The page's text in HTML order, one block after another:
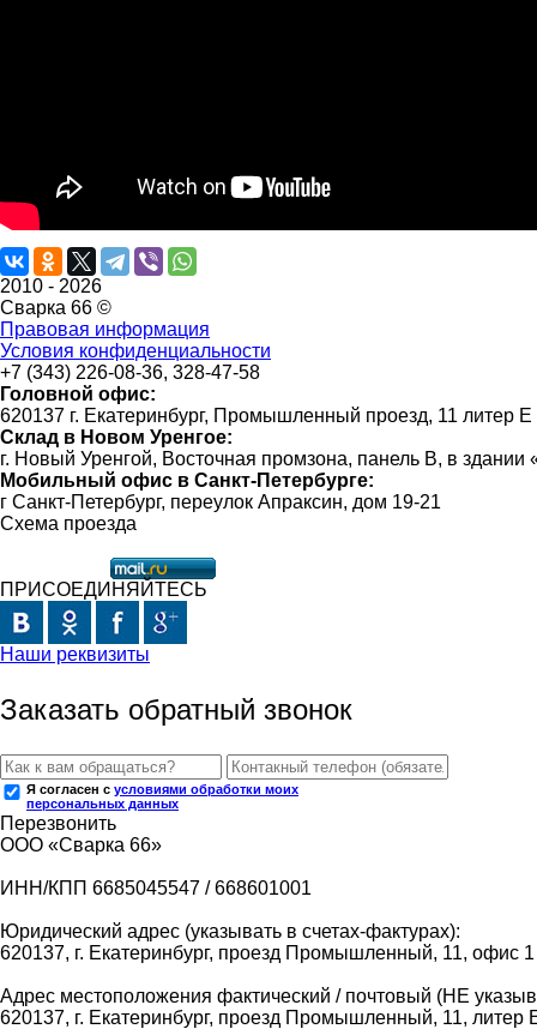
2010 - 2026
Сварка 66 ©
Правовая информация
Условия конфиденциальности
+7 (343) 226-08-36, 328-47-58
Головной офис:
620137 г. Екатеринбург, Промышленный проезд, 11 литер Е
Склад в Новом Уренгое:
г. Новый Уренгой, Восточная промзона, панель В, в
Мобильный офис в Санкт-Петербурге:
г Санкт-Петербург, переулок Апраксин, дом 19-21
Схема проезда
ПРИСОЕДИНЯЙТЕСЬ
Наши реквизиты
Заказать обратный звонок
Я согласен с условиями обработки моих
персональных данных
Перезвонить
ООО «Сварка 66»
ИНН/КПП 6685045547 / 668601001
Юридический адрес (указывать в счетах-фактурах):
620137, г. Екатеринбург, проезд Промышленный, 11, офис 1
Адрес местоположения фактический / почтовый (НЕ
620137, г. Екатеринбург, проезд Промышленный, 11, литер